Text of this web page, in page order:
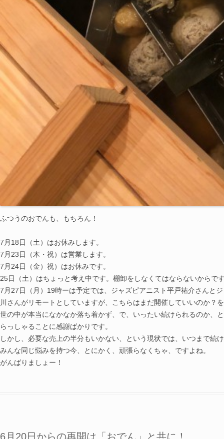
ふつうのおでんも、もちろん！
7月18日（土）はお休みします。
7月23日（木・祝）は営業します。
7月24日（金）祝）はお休みです。
25日（土）はちょっと考え中です。棚卸をしなくてはならないからで
7月27日（月）19時ーは予定では、ジャズピアニスト平戸祐介さんと
川さんがリモートとしていますが、こちらはまだ開催していいのか？
世の中が本当になかなか落ち着かず、で、いったい続けられるのか、
らっしゃることに感謝ばかりです。
しかし、必要な売上の半分もいかない、という現状では、いつまで続
みんな同じ悩みを持つ今、とにかく、頑張らなくちゃ、ですよね。
がんばりましょー！
6月20日からの再開は「おでん」と共に！